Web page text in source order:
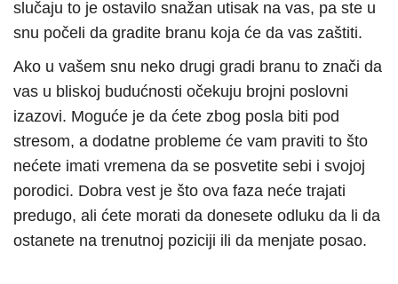
slučaju to je ostavilo snažan utisak na vas, pa ste u
snu počeli da gradite branu koja će da vas zaštiti.
Ako u vašem snu neko drugi gradi branu to znači da
vas u bliskoj budućnosti očekuju brojni poslovni
izazovi. Moguće je da ćete zbog posla biti pod
stresom, a dodatne probleme će vam praviti to što
nećete imati vremena da se posvetite sebi i svojoj
porodici. Dobra vest je što ova faza neće trajati
predugo, ali ćete morati da donesete odluku da li da
ostanete na trenutnoj poziciji ili da menjate posao.